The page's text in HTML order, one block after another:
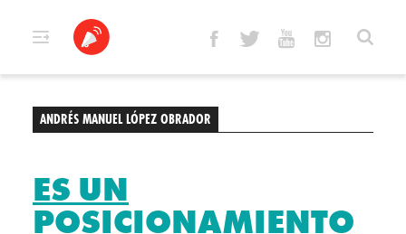
ANDRÉS MANUEL LÓPEZ OBRADOR
ES UN
POSICIONAMIENTO